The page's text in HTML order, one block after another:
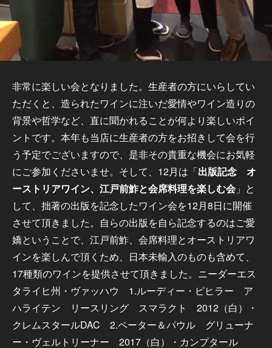
非常に楽しい会となりました。生産者の方にいらしてい
ただくと、造られたワインに注いだ愛情やワイン造りの
背景や哲学など、直に聞かれることが何より楽しいポイ
ントです。本年も当店に生産者の方をお招きして会を行
う予定でございますので、是非その貴重な機会にお気軽
にご参加くださいませ。そして、12月は「出版記念 オ
ーストリアワイン、江戸前鮓と会席料理を楽しむ会 」と
して、拙著の出版を記念したワイン会を12月8日に開催
させて頂きました。自らの出版を自ら記念するのはご愛
嬌ということで、江戸前鮓、会席料理とオーストリアワ
インを楽しんで頂くため、日本未輸入のものも含めて、
17種類のワインを提供させて頂きました。ニーダーエス
タライヒ州・ヴァッハウ 1.ルーディー・ピヒラー ア
ハライテン リースリング スマラクト 2012（白）・
クレムスタールDAC 2.ペーター＆パウル グリューナ
ー・ヴェルトリーナー 2017（白）・カンプタール